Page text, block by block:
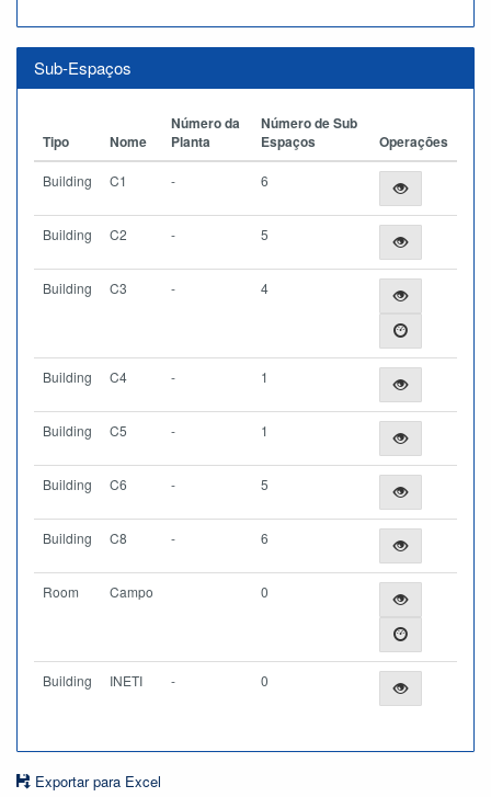
Sub-Espaços
Tipo Nome
Número da
Planta
Número de Sub
Espaços
Operações
Building C1 - 6
Building C2 - 5
Building C3 - 4
Building C4 - 1
Building C5 - 1
Building C6 - 5
Building C8 - 6
Room Campo 0
Building INETI - 0
Exportar para Excel